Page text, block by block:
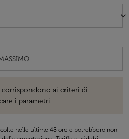
keyboard_arrow_down
ai criteri di
i parametri.
nelle ultime 48 ore e potrebbero non